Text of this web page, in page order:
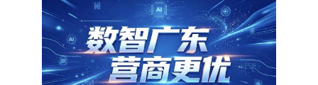
（记者 蒋潇）
编 辑：祖欢
审 核：陈芳 郑思琪 谢瑞玲
终 审：赖昆鹏 何春辉